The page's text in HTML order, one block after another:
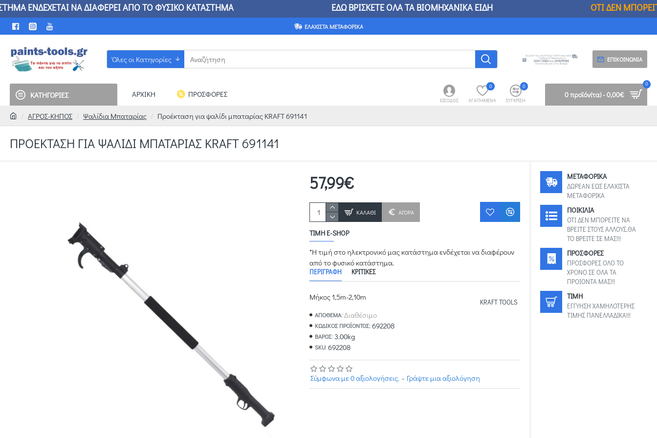
ΕΝΔΕΧΕΤΑΙ ΝΑ ΔΙΑΦΕΡΕΙ ΑΠΟ ΤΟ ΦΥΣΙΚΟ ΚΑΤΑΣΤΗΜΑ ΕΔΩ ΒΡΙΣΚΕΤΕ ΟΛΑ ΤΑ ΒΙΟΜΗΧΑΝΙΚΑ ΕΙΔΗΟΤΙ ΔΕΝ ΜΠΟΡΕΙΤΕ ΝΑ ΒΡΕΙΤΕ
ΕΛΆΧΙΣΤΑ ΜΕΤΑΦΟΡΙΚΆ
Όλες οι Κατηγορίες ΕΠΙΚΟΙΝΩΝΊΑ
ΚΑΤΗΓΟΡΙΕΣ ΑΡΧΙΚΗ ΠΡΟΣΦΟΡΕΣ
ΕΊΣΟΔΟΣ ΑΓΑΠΗΜΈΝΑ
0
ΣΎΓΚΡΙΣΗ
0
0 προϊόν(τα) - 0,00€
0
ΑΓΡΟΣ-ΚΗΠΟΣ Ψαλίδια Μπαταρίας Προέκταση για ψαλίδι μπαταρίας KRAFT 691141
ΠΡΟΈΚΤΑΣΗ ΓΙΑ ΨΑΛΊΔΙ ΜΠΑΤΑΡΊΑΣ KRAFT 691141
ΤΙΜΉ E-SHOP
*Η τιμή στο ηλεκτρονικό μας κατάστημα ενδέχεται να διαφέρουν
από το φυσικό κατάστημα.
ΠΕΡΙΓΡΑΦΉ ΚΡΙΤΙΚΈΣ
Μήκος 1,5m-2,10m
ΑΠΟΘΕΜΑ:Διαθέσιμο
ΚΩΔΙΚΌΣ ΠΡΟΪΌΝΤΟΣ:692208
ΒΆΡΟΣ: 3.00kg
SKU:692208
KRAFT TOOLS
Σύμφωνα με 0 αξιολογήσεις. - Γράψτε μια αξιολόγηση
57,99€
ΚΑΛΆΘΙ ΑΓΟΡΑ
ΜΕΤΑΦΟΡΙΚΑ
ΔΩΡΕΑΝ ΕΩΣ ΕΛΑΧΙΣΤΑ
ΜΕΤΑΦΟΡΙΚΑ
ΠΟΙΚΙΛΙΑ
ΟΤΙ ΔΕΝ ΜΠΟΡΕΙΤΕ ΝΑ
ΒΡΕΙΤΕ ΣΤΟΥΣ ΑΛΛΟΥΣ,ΘΑ
ΤΟ ΒΡΕΙΤΕ ΣΕ ΜΑΣ!!!
ΠΡΟΣΦΟΡΕΣ
ΠΡΟΣΦΟΡΕΣ ΟΛΟ ΤΟ
ΧΡΟΝΟ ΣΕ ΟΛΑ ΤΑ
ΠΡΟΙΟΝΤΑ ΜΑΣ!!!
TIMH
ΕΓΓΥΗΣΗ ΧΑΜΗΛΟΤΕΡΗΣ
ΤΙΜΗΣ ΠΑΝΕΛΛΑΔΙΚΑ!!!